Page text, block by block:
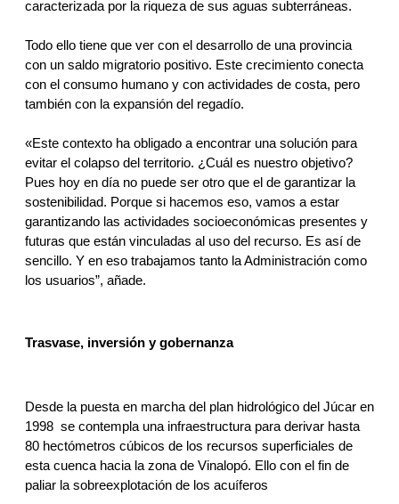
caracterizada por la riqueza de sus aguas subterráneas.
Todo ello tiene que ver con el desarrollo de una provincia
con un saldo migratorio positivo. Este crecimiento conecta
con el consumo humano y con actividades de costa, pero
también con la expansión del regadío.
«Este contexto ha obligado a encontrar una solución para
evitar el colapso del territorio. ¿Cuál es nuestro objetivo?
Pues hoy en día no puede ser otro que el de garantizar la
sostenibilidad. Porque si hacemos eso, vamos a estar
garantizando las actividades socioeconómicas presentes y
futuras que están vinculadas al uso del recurso. Es así de
sencillo. Y en eso trabajamos tanto la Administración como
los usuarios”, añade.
Trasvase, inversión y gobernanza
Desde la puesta en marcha del plan hidrológico del Júcar en
1998  se contempla una infraestructura para derivar hasta
80 hectómetros cúbicos de los recursos superficiales de
esta cuenca hacia la zona de Vinalopó. Ello con el fin de
paliar la sobreexplotación de los acuíferos